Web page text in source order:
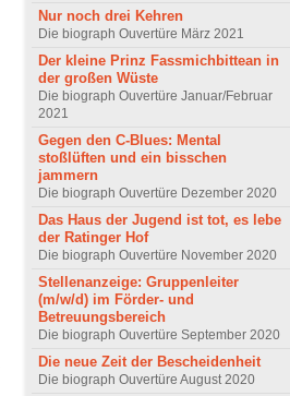
Nur noch drei Kehren
Die biograph Ouvertüre März 2021
Der kleine Prinz Fassmichbittean in
der großen Wüste
Die biograph Ouvertüre Januar/Februar
2021
Gegen den C-Blues: Mental
stoßlüften und ein bisschen
jammern
Die biograph Ouvertüre Dezember 2020
Das Haus der Jugend ist tot, es lebe
der Ratinger Hof
Die biograph Ouvertüre November 2020
Stellenanzeige: Gruppenleiter
(m/w/d) im Förder- und
Betreuungsbereich
Die biograph Ouvertüre September 2020
Die neue Zeit der Bescheidenheit
Die biograph Ouvertüre August 2020